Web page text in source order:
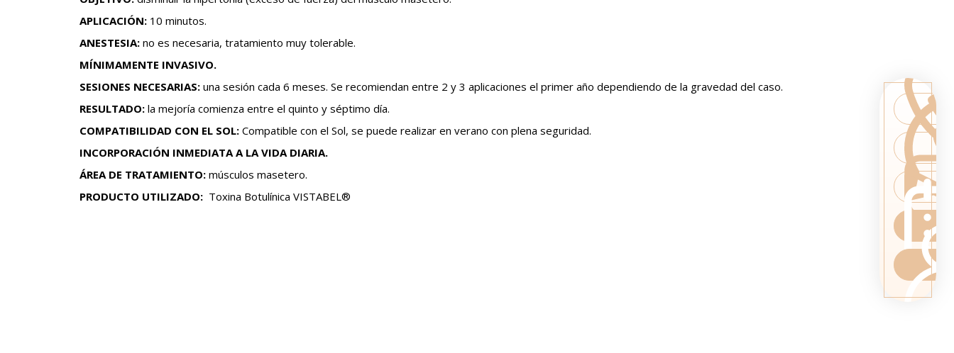
APLICACIÓN: 10 minutos.
ANESTESIA: no es necesaria, tratamiento muy tolerable.
MÍNIMAMENTE INVASIVO.
SESIONES NECESARIAS: una sesión cada 6 meses. Se recomiendan entre 2 y 3 aplicaciones el primer año dependiendo de la gravedad del caso.
RESULTADO: la mejoría comienza entre el quinto y séptimo día.
COMPATIBILIDAD CON EL SOL: Compatible con el Sol, se puede realizar en verano con plena seguridad.
INCORPORACIÓN INMEDIATA A LA VIDA DIARIA.
ÁREA DE TRATAMIENTO: músculos masetero.
PRODUCTO UTILIZADO: Toxina Botulínica VISTABEL®